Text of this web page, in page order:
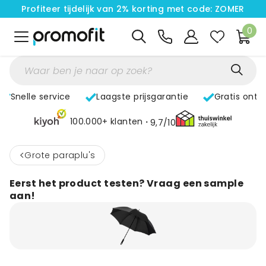
Profiteer tijdelijk van 2% korting met code: ZOMER
0
Snelle service Laagste prijsgarantie Gratis
100.000+ klanten 9,7/10
< Grote paraplu's
Eerst het product testen? Vraag een sample
aan!